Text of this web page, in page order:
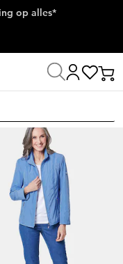
op alles*